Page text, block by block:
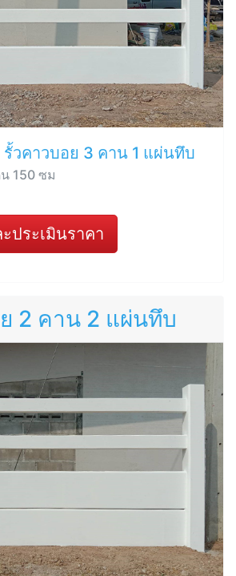
รั้วคาวบอย 3 คาน 1 แผ่นทึบ
150 ซม
ประเมินราคา
2 คาน 2 แผ่นทึบ